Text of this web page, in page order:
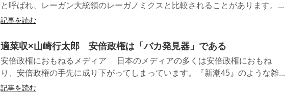
と呼ばれ、レーガン大統領のレーガノミクスと比較されることがあります。...
記事を読む
適菜収×山崎行太郎 安倍政権は「バカ発見器」である
安倍政権におもねるメディア 日本のメディアの多くは安倍政権におもね
り、安倍政権の手先に成り下がってしまっています。『新潮45』のような雑...
記事を読む